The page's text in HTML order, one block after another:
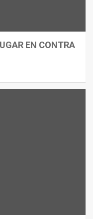
EN CONTRA